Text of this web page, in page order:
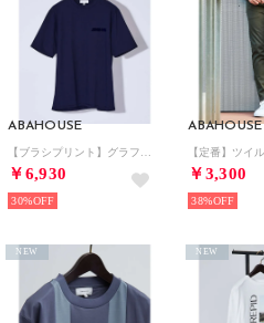
ABAHOUSE
￥6,930
30%
ABAHOUSE
￥3,300
38%
NEW NEW